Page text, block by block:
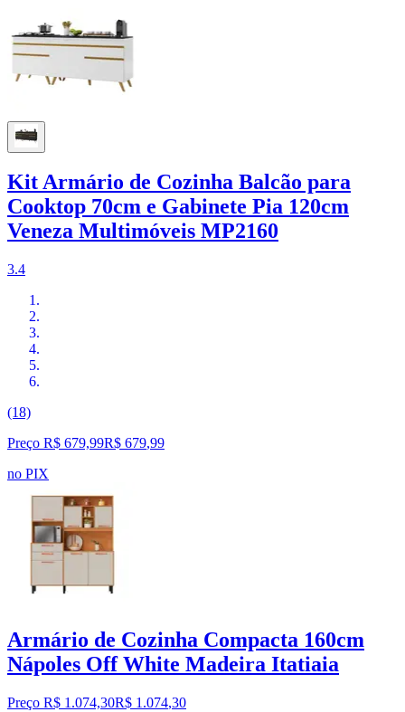
Kit Armário de Cozinha Balcão para
Cooktop 70cm e Gabinete Pia 120cm
Veneza Multimóveis MP2160
3.4
(18)
Preço R$ 679,99R$ 679,99
no PIX
Armário de Cozinha Compacta 160cm
Nápoles Off White Madeira Itatiaia
Preço R$ 1.074,30R$ 1.074,30